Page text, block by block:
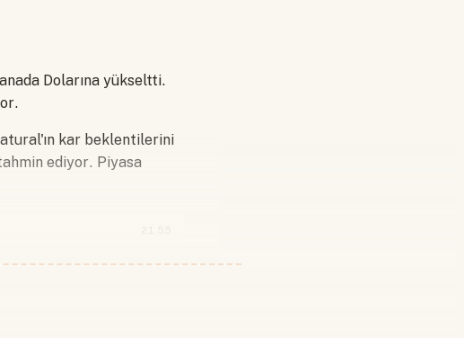
Dolarına yükseltti.
kar beklentilerini
ediyor. Piyasa